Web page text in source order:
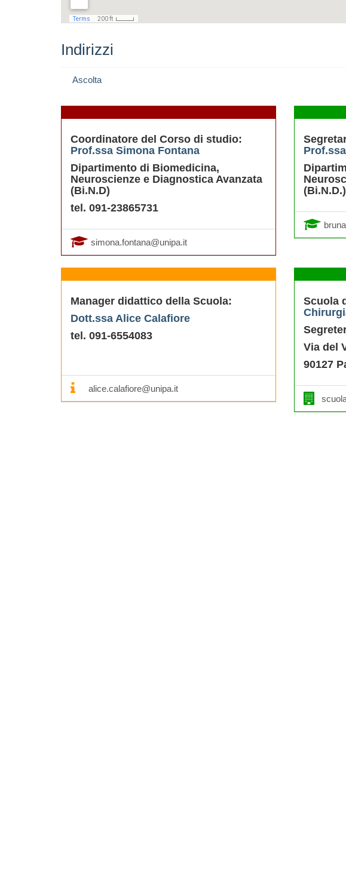
Indirizzi
Ascolta
Coordinatore del Corso di studio:
Prof.ssa Simona Fontana
Dipartimento di Biomedicina,
Neuroscienze e Diagnostica Avanzata
(Bi.N.D)
tel. 091-23865731
simona.fontana@unipa.it
(Bi.N.D.)
Manager didattico della Scuola:
Dott.ssa Alice Calafiore
tel. 091-6554083
alice.calafiore@unipa.it
Scuola
Via del
90127